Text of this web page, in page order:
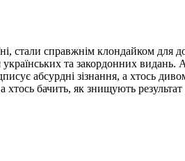
стали справжнім клондайком для
та закордонних
абсурдні зізнання, а хтось
бачить, як знищують